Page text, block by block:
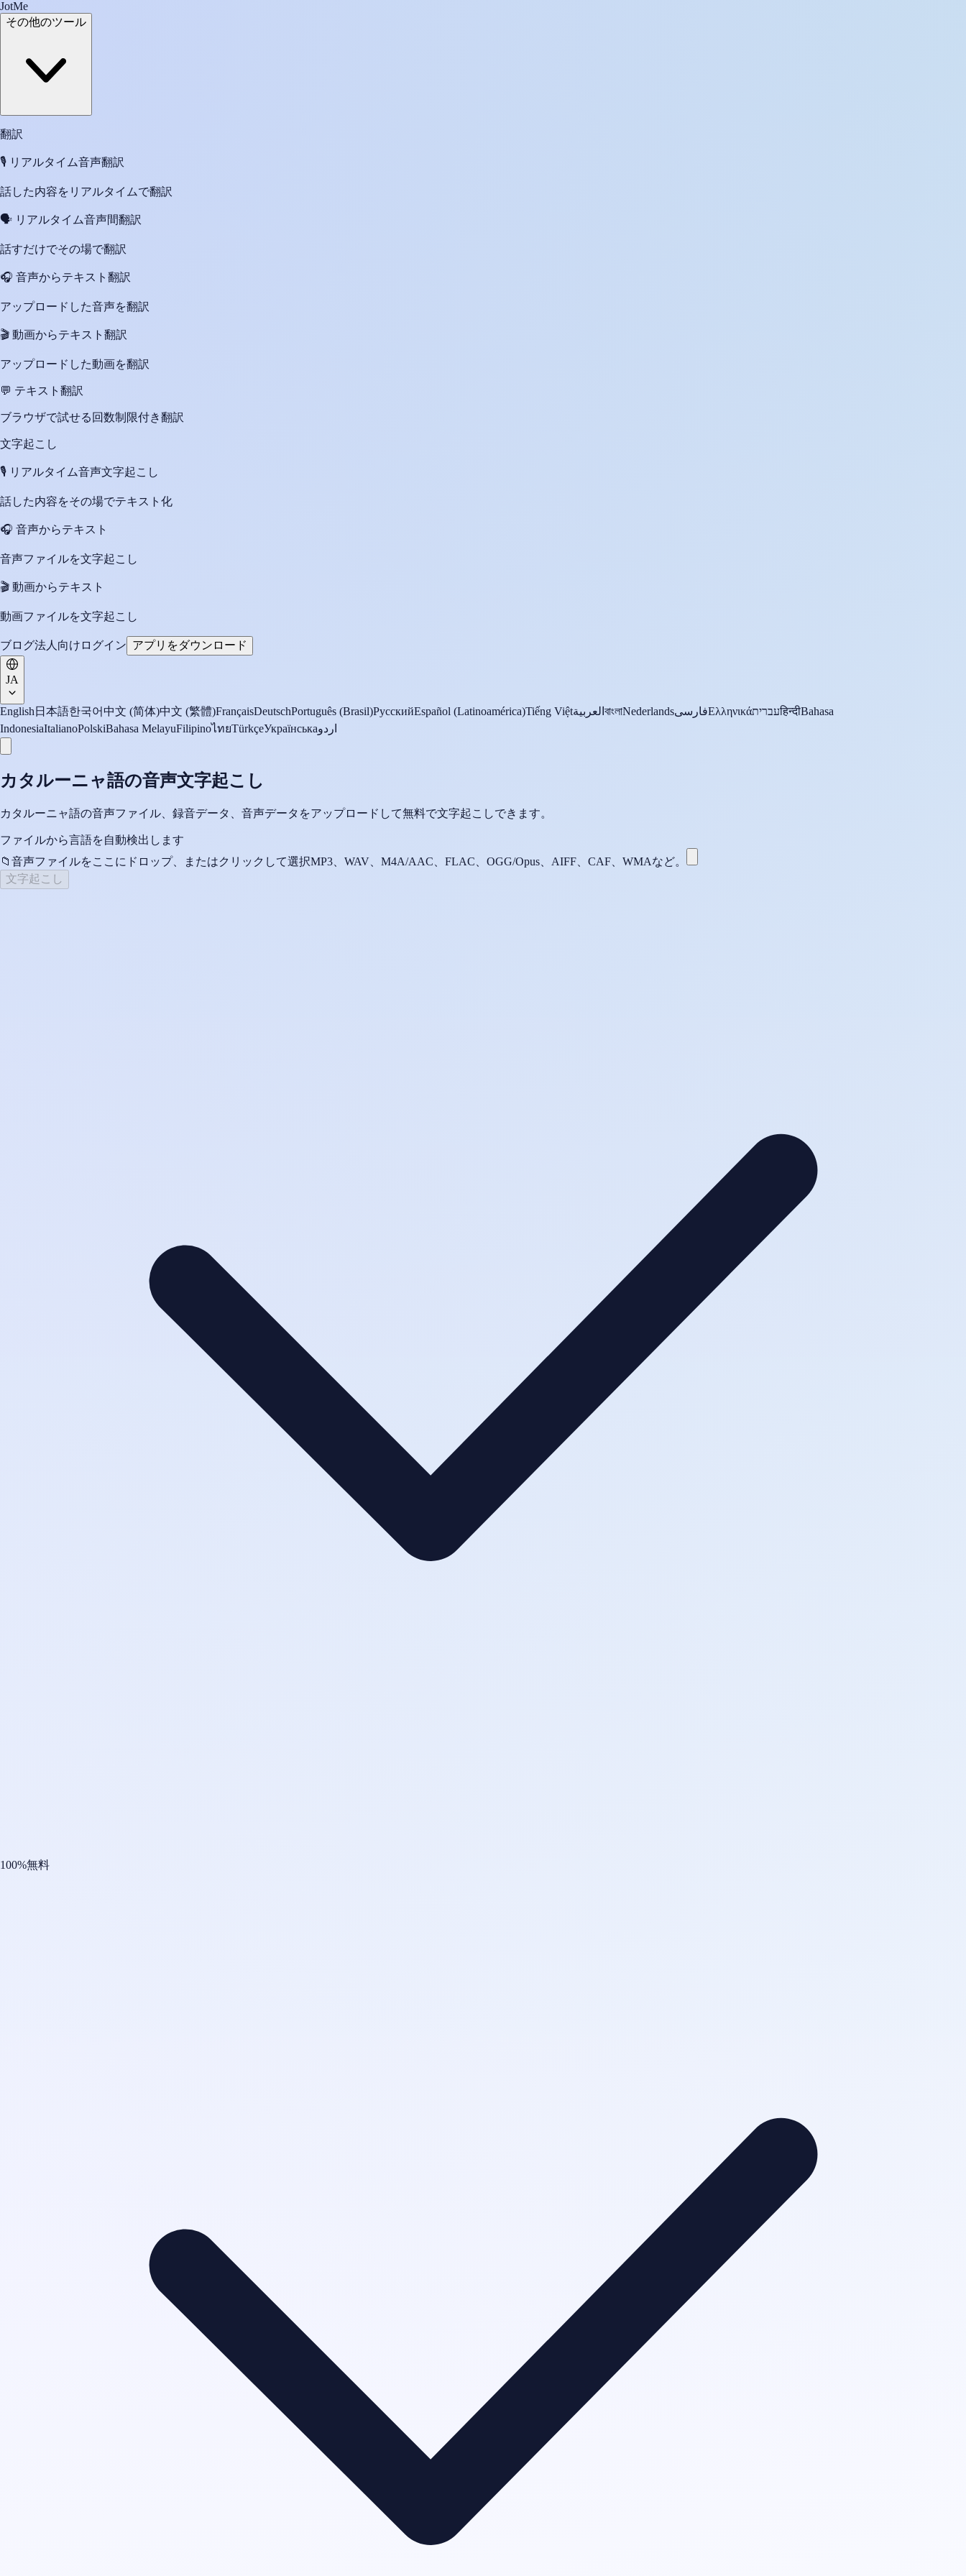
JotMe
その他のツール
翻訳
🎙️ リアルタイム音声翻訳
話した内容をリアルタイムで翻訳
🗣️ リアルタイム音声間翻訳
話すだけでその場で翻訳
🎧 音声からテキスト翻訳
アップロードした音声を翻訳
🎬 動画からテキスト翻訳
アップロードした動画を翻訳
💬 テキスト翻訳
ブラウザで試せる回数制限付き翻訳
文字起こし
🎙️ リアルタイム音声文字起こし
話した内容をその場でテキスト化
🎧 音声からテキスト
音声ファイルを文字起こし
🎬 動画からテキスト
動画ファイルを文字起こし
ブログ法人向け ログイン アプリをダウンロード
JA
English 日本語한국어中文 (简体)中文 (繁體)FrançaisDeutschPortuguês (Brasil)РусскийEspañol (Latinoamérica)Tiếng Việtالعربية বাংলাNederlandsفارسیΕλληνικάעבריתहिन्दीBahasa
IndonesiaItalianoPolskiBahasa MelayuFilipinoไทยTürkçeУкраїнськаاردو
カタルーニャ語の音声文字起こし
カタルーニャ語の音声ファイル、録音データ、音声データをアップロードして無料で文字起こしできます。
ファイルから言語を自動検出します
📁 音声ファイルをここにドロップ、またはクリックして選択MP3、WAV、M4A/AAC、FLAC、OGG/Opus、AIFF、CAF、WMAなど。
文字起こし
100%無料